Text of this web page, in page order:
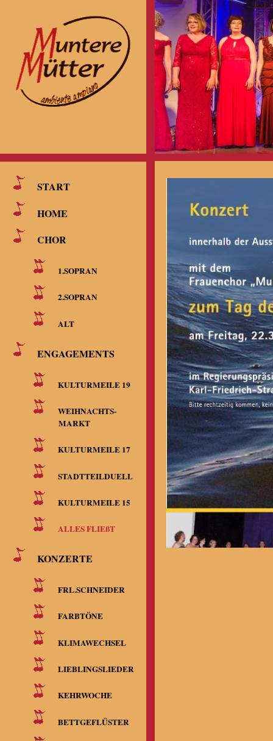
START
HOME
CHOR
1.SOPRAN
2.SOPRAN
ALT
ENGAGEMENTS
KULTURMEILE 19
WEIHNACHTS-
MARKT
KULTURMEILE 17
STADTTEILDUELL
KULTURMEILE 15
ALLES FLIEßT
KONZERTE
FRL.SCHNEIDER
FARBTÖNE
KLIMAWECHSEL
LIEBLINGSLIEDER
KEHRWOCHE
BETTGEFLÜSTER